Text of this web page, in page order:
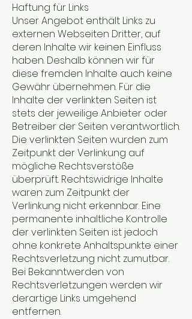
Haftung für Links
Unser Angebot enthält Links zu
externen Webseiten Dritter, auf
deren Inhalte wir keinen Einfluss
haben. Deshalb können wir für
diese fremden Inhalte auch keine
Gewähr übernehmen. Für die
Inhalte der verlinkten Seiten ist
stets der jeweilige Anbieter oder
Betreiber der Seiten verantwortlich.
Die verlinkten Seiten wurden zum
Zeitpunkt der Verlinkung auf
mögliche Rechtsverstöße
überprüft. Rechtswidrige Inhalte
waren zum Zeitpunkt der
Verlinkung nicht erkennbar. Eine
permanente inhaltliche Kontrolle
der verlinkten Seiten ist jedoch
ohne konkrete Anhaltspunkte einer
Rechtsverletzung nicht zumutbar.
Bei Bekanntwerden von
Rechtsverletzungen werden wir
derartige Links umgehend
entfernen.